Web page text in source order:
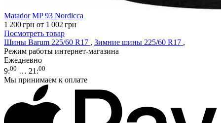
Matador MP 93 Nordicca
1 200грн от 1 002 грн
Посмотреть товар
Шины Barum 225/60 R17 , Зимние шины 225/60 R17 ,
Режим работы интернет-магазина
Ежедневно
9:00 … 21:00
Мы принимаем к оплате